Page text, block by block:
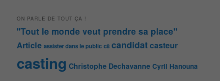
ON PARLE DE TOUT ÇA !
"Tout le monde veut prendre sa place"
Article assister dans le public c8 candidatcasteur
casting Christophe Dechavanne Cyril Hanouna